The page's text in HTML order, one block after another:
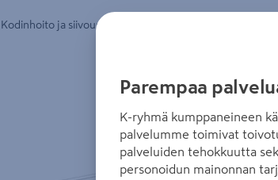
Kodinhoito ja siivous
löytyy Tuotteen kuvaus -maamerkistä
Parempaa
K-ryhmä kumppaneineen
palvelumme toimivat
palveluiden tehokkuutta
personoidun mainonnan